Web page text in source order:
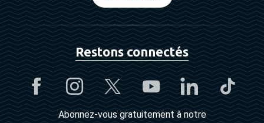
Restons connectés
Abonnez-vous gratuitement à notre